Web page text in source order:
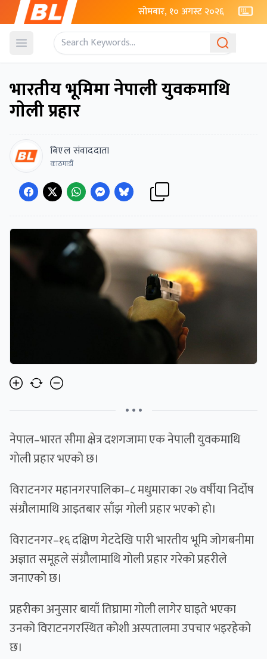
सोमबार, १० अगस्ट २०२६
Open menu
भारतीय भूमिमा नेपाली युवकमाथि
गाेली प्रहार
बिएल संवाददाता
काठमाडौं
• • •
नेपाल–भारत सीमा क्षेत्र दशगजामा एक नेपाली युवकमाथि
गाेली प्रहार भएकाे छ।
विराटनगर महानगरपालिका–८ मधुमाराका २७ वर्षीया निर्दोष
संग्रौलामाथि आइतबार साँझ गाेली प्रहार भएको हाे।
विराटनगर–१६ दक्षिण गेटदेखि पारी भारतीय भूमि जोगबनीमा
अज्ञात समूहले संग्रौलामाथि गाेली प्रहार गरेकाे प्रहरीले
जनाएकाे छ।
प्रहरीका अनुसार बायाँ तिघ्रामा गोली लागेर घाइते भएका
उनको विराटनगरस्थित कोशी अस्पतालमा उपचार भइरहेको
छ।